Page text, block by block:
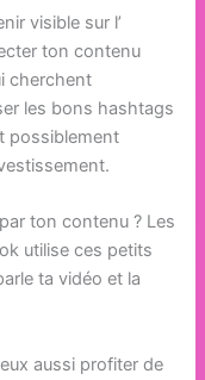
visible sur l’
ton contenu
cherchent
les bons hashtags
possiblement
ton contenu ? Les
utilise ces petits
ta vidéo et la
aussi profiter de